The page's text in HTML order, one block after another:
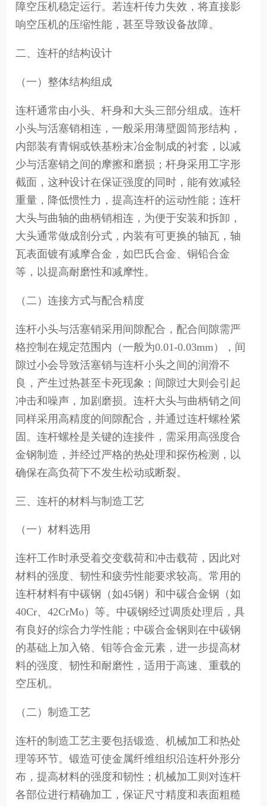
障空压机稳定运行。若连杆传力失效，将直接影
响空压机的压缩性能，甚至导致设备故障。
二、连杆的结构设计
（一）整体结构组成
连杆通常由小头、杆身和大头三部分组成。连杆
小头与活塞销相连，一般采用薄壁圆筒形结构，
内部装有青铜或铁基粉末冶金制成的衬套，以减
少与活塞销之间的摩擦和磨损；杆身采用工字形
截面，这种设计在保证强度的同时，能有效减轻
重量，降低惯性力，提高连杆的运动性能；连杆
大头与曲轴的曲柄销相连，为便于安装和拆卸，
大头通常做成剖分式，内装有可更换的轴瓦，轴
瓦表面镀有减摩合金，如巴氏合金、铜铅合金
等，以提高耐磨性和减摩性。
（二）连接方式与配合精度
连杆小头与活塞销采用间隙配合，配合间隙需严
格控制在规定范围内（一般为0.01-0.03mm），间
隙过小会导致活塞销与连杆小头之间的润滑不
良，产生过热甚至卡死现象；间隙过大则会引起
冲击和噪声，加剧磨损。连杆大头与曲柄销之间
同样采用高精度的间隙配合，并通过连杆螺栓紧
固。连杆螺栓是关键的连接件，需采用高强度合
金钢制造，并经过严格的热处理和探伤检测，以
确保在高负荷下不发生松动或断裂。
三、连杆的材料与制造工艺
（一）材料选用
连杆工作时承受着交变载荷和冲击载荷，因此对
材料的强度、韧性和疲劳性能要求较高。常用的
连杆材料有中碳钢（如45钢）和中碳合金钢（如
40Cr、42CrMo）等。中碳钢经过调质处理后，具
有良好的综合力学性能；中碳合金钢则在中碳钢
的基础上加入铬、钼等合金元素，进一步提高材
料的强度、韧性和耐磨性，适用于高速、重载的
空压机。
（二）制造工艺
连杆的制造工艺主要包括锻造、机械加工和热处
理等环节。锻造可使金属纤维组织沿连杆外形分
布，提高材料的强度和韧性；机械加工则对连杆
各部位进行精确加工，保证尺寸精度和表面粗糙